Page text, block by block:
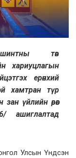
төв
хариуцлагын
ерөнхий
хамтран түр
үйлийн өрөөг
ашиглалтад
Улсын Үндсэн